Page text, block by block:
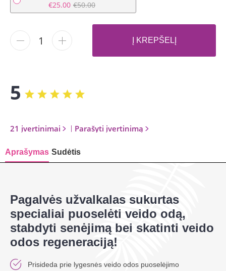
€25.00 €50.00
- + Į KREPŠELĮ
5
21 įvertinimai | Parašyti įvertinimą
Aprašymas Sudėtis
Pagalvės užvalkalas sukurtas
specialiai puoselėti veido odą,
stabdyti senėjimą bei skatinti veido
odos regeneraciją!
Prisideda prie lygesnės veido odos puoselėjimo